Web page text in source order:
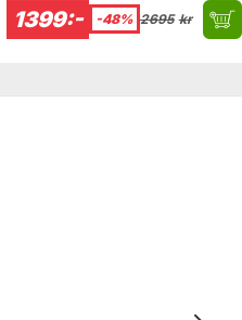
1399:- -48% 2695 kr